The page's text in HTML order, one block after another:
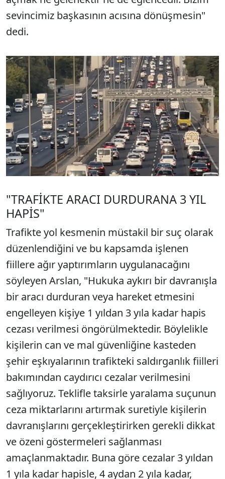
sevincimiz başkasının acısına dönüşmesin"
dedi.
"TRAFİKTE ARACI DURDURANA 3 YIL
HAPİS"
Trafikte yol kesmenin müstakil bir suç olarak
düzenlendiğini ve bu kapsamda işlenen
fiillere ağır yaptırımların uygulanacağını
söyleyen Arslan, "Hukuka aykırı bir davranışla
bir aracı durduran veya hareket etmesini
engelleyen kişiye 1 yıldan 3 yıla kadar hapis
cezası verilmesi öngörülmektedir. Böylelikle
kişilerin can ve mal güvenliğine kasteden
şehir eşkıyalarının trafikteki saldırganlık fiilleri
bakımından caydırıcı cezalar verilmesini
sağlıyoruz. Teklifle taksirle yaralama suçunun
ceza miktarlarını artırmak suretiyle kişilerin
davranışlarını gerçekleştirirken gerekli dikkat
ve özeni göstermeleri sağlanması
amaçlanmaktadır. Buna göre cezalar 3 yıldan
1 yıla kadar hapisle, 4 aydan 2 yıla kadar,